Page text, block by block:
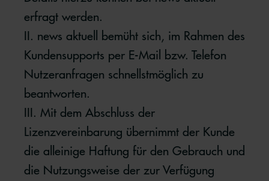
erfragt werden.
II. news aktuell bemüht sich, im Rahmen des
Kundensupports per E-Mail bzw. Telefon
Nutzeranfragen schnellstmöglich zu
beantworten.
III. Mit dem Abschluss der
Lizenzvereinbarung übernimmt der Kunde
die alleinige Haftung für den Gebrauch und
die Nutzungsweise der zur Verfügung